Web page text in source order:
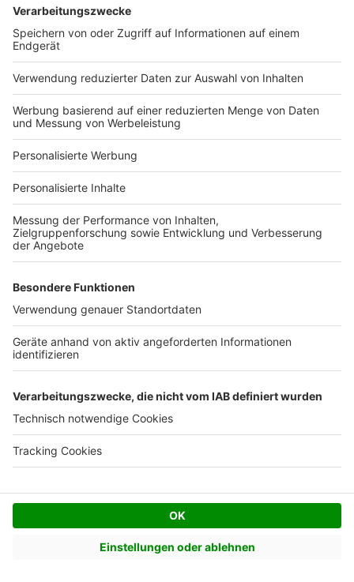
Unsere Artikel-Empfehlung für
mehr Informationen
Außenbereich gestalten
Entdecken Sie Tipps für Terrasse
und Balkon, um ein zweites
Erfahren Sie, wie Sie
Holzfußboden selbst
Weitere Artikel zum Thema
Küche selbst gestalten
Terrassenüberdachung bauen